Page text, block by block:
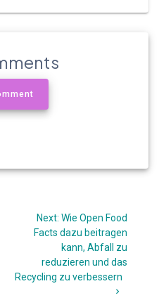
Next: Next
post:
Wie Open Food
Facts dazu beitragen
kann, Abfall zu
reduzieren und das
Recycling zu verbessern